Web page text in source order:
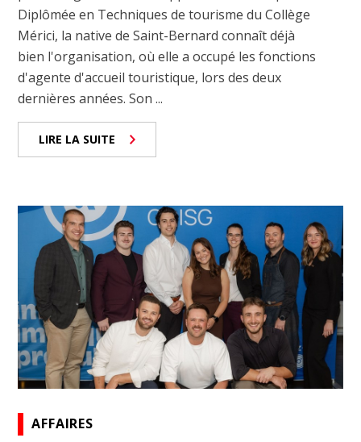
Diplômée en Techniques de tourisme du Collège
Mérici, la native de Saint-Bernard connaît déjà
bien l'organisation, où elle a occupé les fonctions
d'agente d'accueil touristique, lors des deux
dernières années. Son ...
LIRE LA SUITE
AFFAIRES